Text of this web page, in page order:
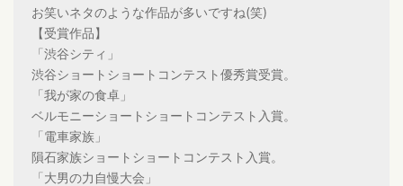
お笑いネタのような作品が多いですね(笑)
【受賞作品】
「渋谷シティ」
渋谷ショートショートコンテスト優秀賞受賞。
「我が家の食卓」
ベルモニーショートショートコンテスト入賞。
「電車家族」
隕石家族ショートショートコンテスト入賞。
「大男の力自慢大会」